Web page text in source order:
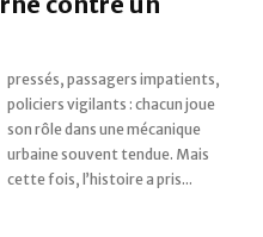
cette fois, l’histoire a pris...